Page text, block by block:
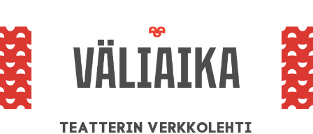
Teatterin verkkolehti